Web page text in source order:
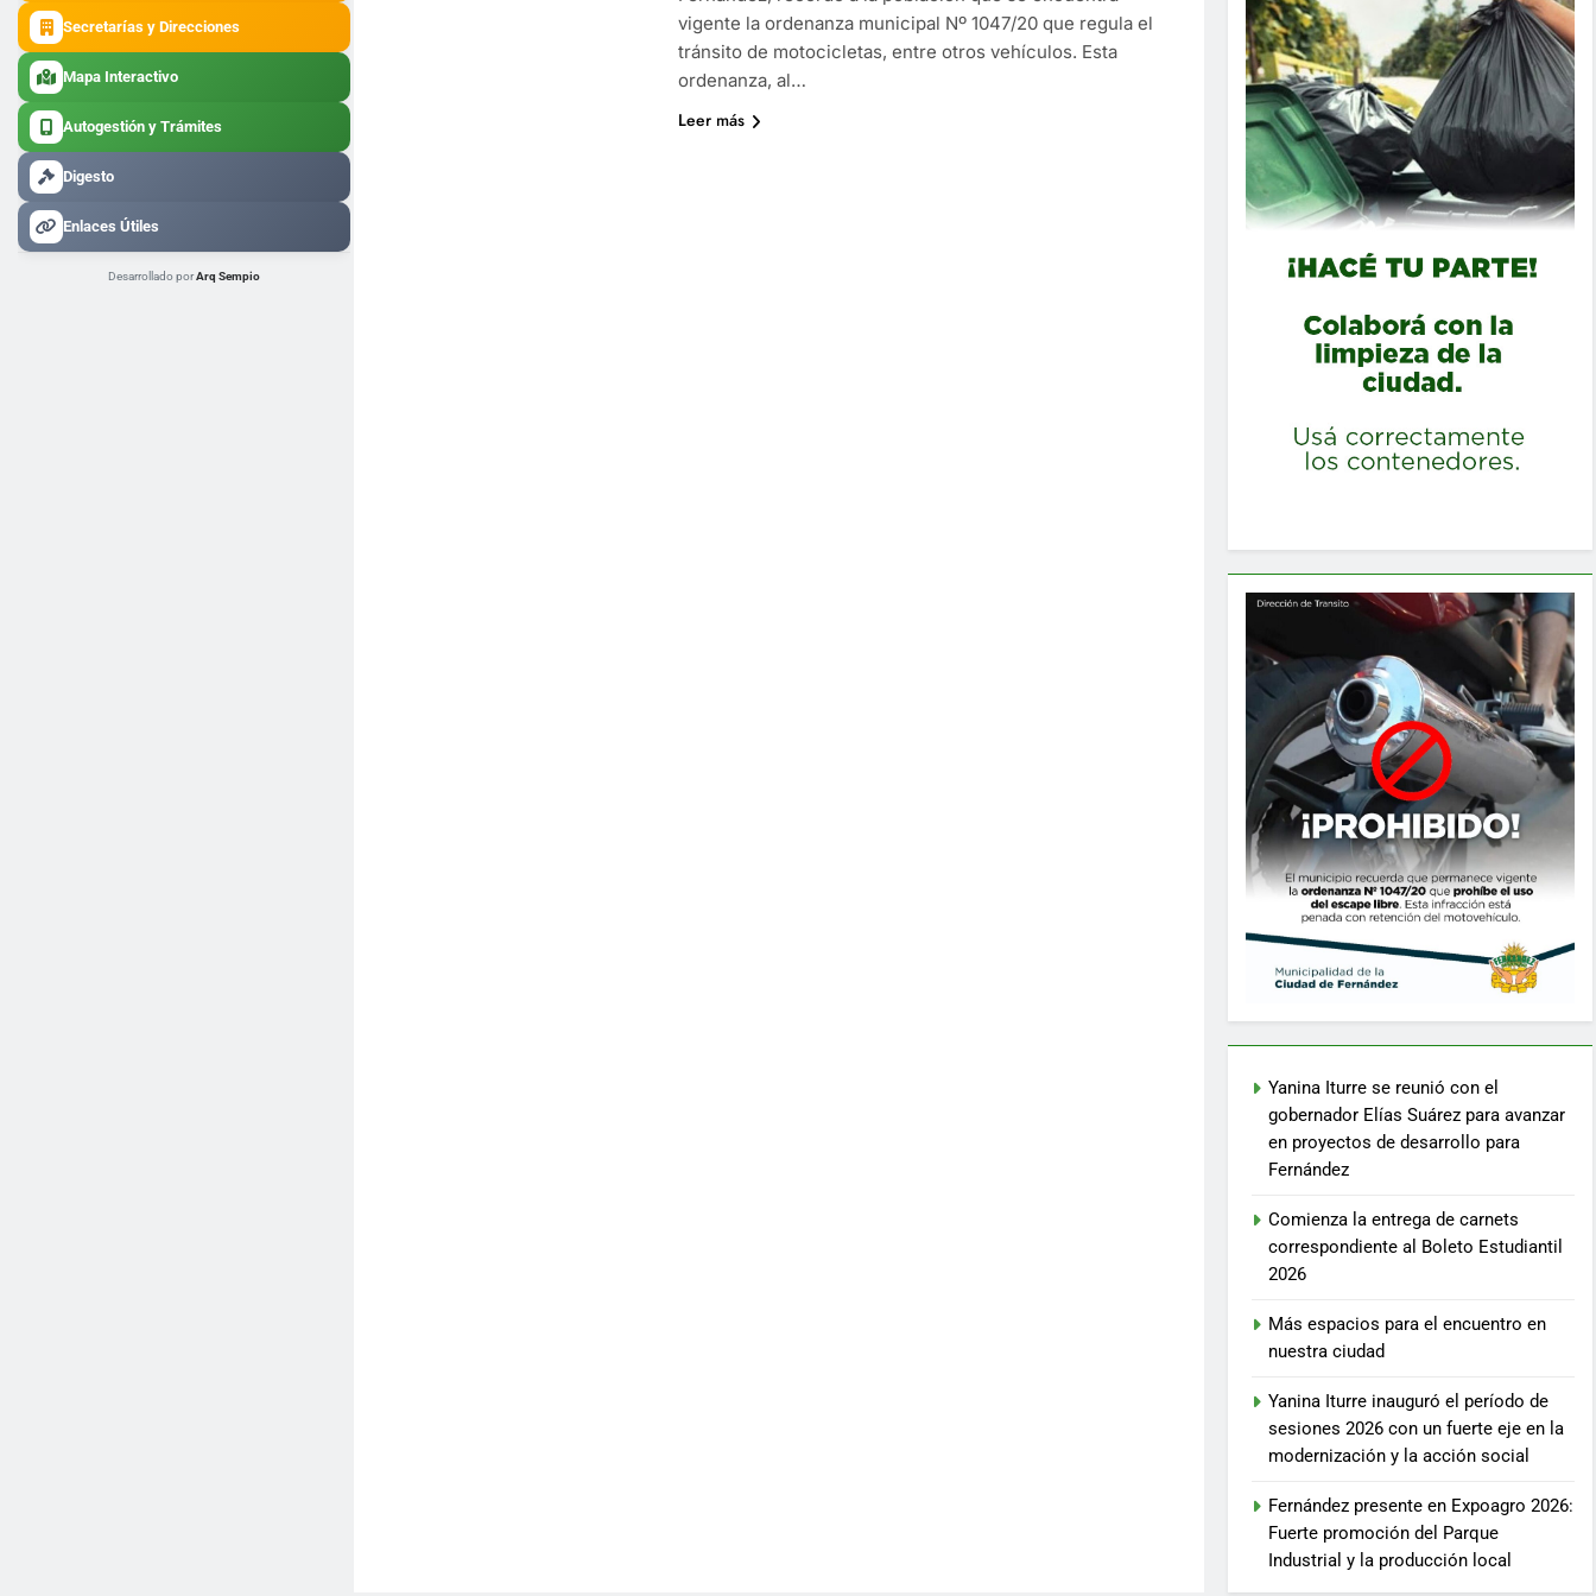
Secretarías y Direcciones
Mapa Interactivo
Autogestión y Trámites
Digesto
Enlaces Útiles
Desarrollado porArq Sempio
vigente la ordenanza municipal Nº 1047/20 que regula el
tránsito de motocicletas, entre otros vehículos. Esta
ordenanza, al…
Leer más
Yanina Iturre se reunió con el
gobernador Elías Suárez para avanzar
en proyectos de desarrollo para
Fernández
Comienza la entrega de carnets
correspondiente al Boleto Estudiantil
2026
Más espacios para el encuentro en
nuestra ciudad
Yanina Iturre inauguró el período de
sesiones 2026 con un fuerte eje en la
modernización y la acción social
Fernández presente en Expoagro 2026:
Fuerte promoción del Parque
Industrial y la producción local